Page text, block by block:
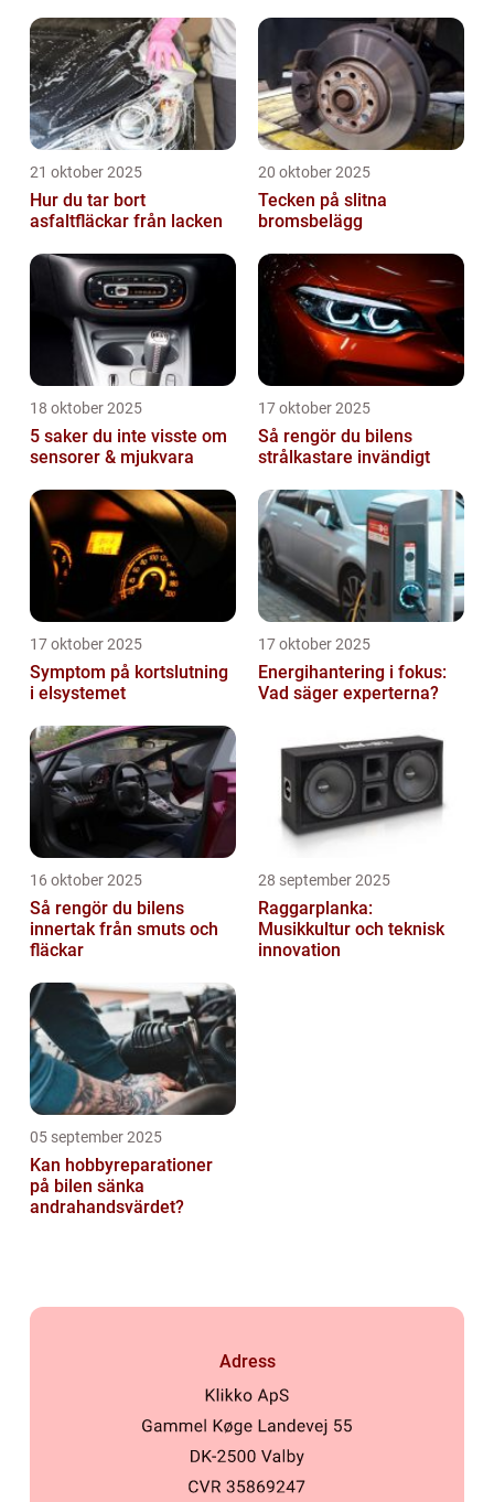
21 oktober 2025
Hur du tar bort
asfaltfläckar från lacken
20 oktober 2025
Tecken på slitna
bromsbelägg
18 oktober 2025
5 saker du inte visste om
sensorer & mjukvara
17 oktober 2025
Så rengör du bilens
strålkastare invändigt
17 oktober 2025
Symptom på kortslutning
i elsystemet
17 oktober 2025
Energihantering i fokus:
Vad säger experterna?
16 oktober 2025
Så rengör du bilens
innertak från smuts och
fläckar
28 september 2025
Raggarplanka:
Musikkultur och teknisk
innovation
05 september 2025
Kan hobbyreparationer
på bilen sänka
andrahandsvärdet?
Adress